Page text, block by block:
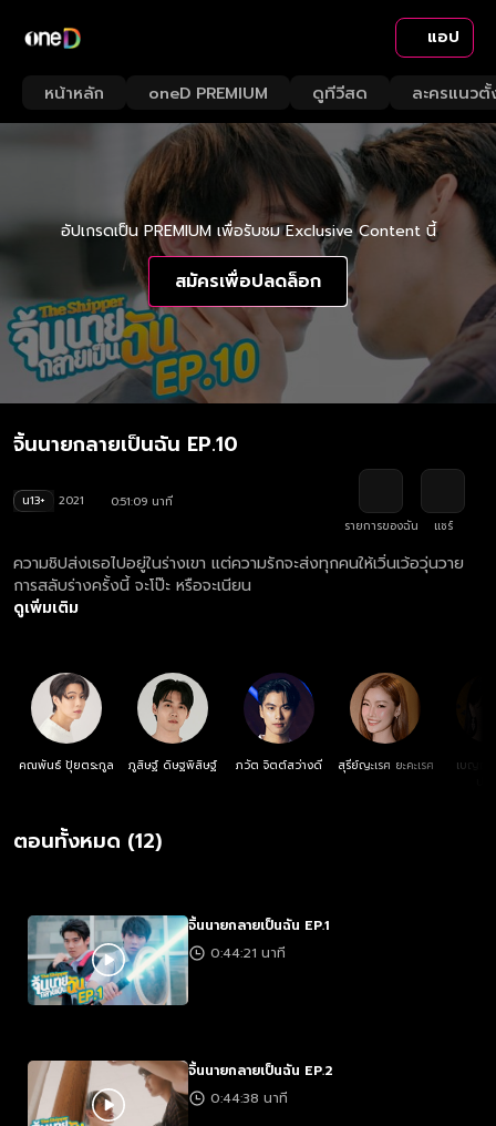
แอป
หน้าหลัก oneD PREMIUM ดูทีวีสด ละครแนวตั้
อัปเกรดเป็น PREMIUM เพื่อรับชม Exclusive Content นี้
สมัครเพื่อปลดล็อก
จิ้นนายกลายเป็นฉัน EP.10
น13+ 2021
0:51:09 นาที
รายการของฉัน
แชร์
ความชิปส่งเธอไปอยู่ในร่างเขา แต่ความรักจะส่งทุกคนให้เวิ่นเว้อวุ่นวาย
การสลับร่างครั้งนี้ จะโป๊ะ หรือจะเนียน
ดูเพิ่มเติม
คณพันธ์ ปุ้ยตระกูล ภูสิษฐ์ ดิษฐพิสิษฐ์ ภวัต จิตต์สว่างดี สุรีย์ญะเรศ ยะคะเรศ
เบญญ
ตอนทั้งหมด (12)
จิ้นนายกลายเป็นฉัน EP.1
0:44:21 นาที
จิ้นนายกลายเป็นฉัน EP.2
0:44:38 นาที